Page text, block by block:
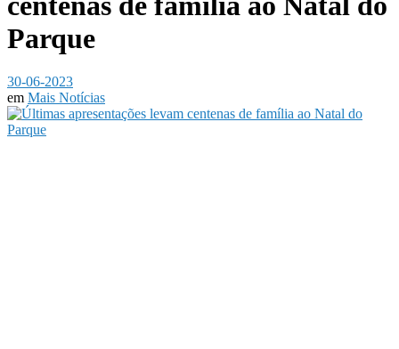
Parque
30-06-2023
em Mais Notícias